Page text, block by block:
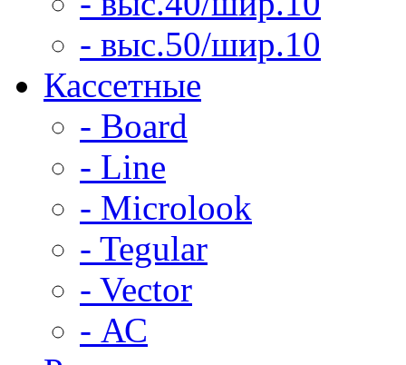
- выс.50/шир.10
Кассетные
- Board
- Line
- Microlook
- Tegular
- Vector
- АС